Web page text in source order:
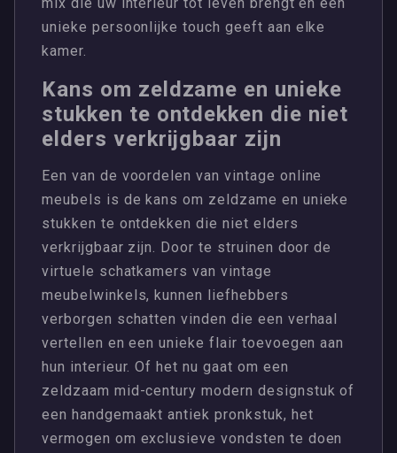
unieke persoonlijke touch geeft aan elke
kamer.
Kans om zeldzame en unieke
stukken te ontdekken die niet
elders verkrijgbaar zijn
Een van de voordelen van vintage online
meubels is de kans om zeldzame en unieke
stukken te ontdekken die niet elders
verkrijgbaar zijn. Door te struinen door de
virtuele schatkamers van vintage
meubelwinkels, kunnen liefhebbers
verborgen schatten vinden die een verhaal
vertellen en een unieke flair toevoegen aan
hun interieur. Of het nu gaat om een ​​
zeldzaam mid-century modern designstuk of
een handgemaakt antiek pronkstuk, het
vermogen om exclusieve vondsten te doen